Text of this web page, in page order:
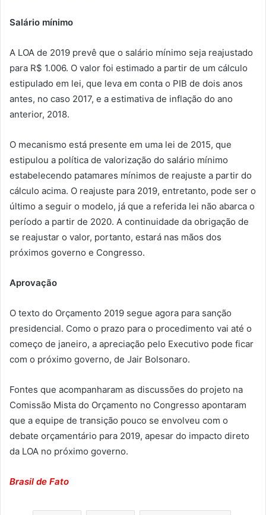
Salário mínimo
A LOA de 2019 prevê que o salário mínimo seja reajustado
para R$ 1.006. O valor foi estimado a partir de um cálculo
estipulado em lei, que leva em conta o PIB de dois anos
antes, no caso 2017, e a estimativa de inflação do ano
anterior, 2018.
O mecanismo está presente em uma lei de 2015, que
estipulou a política de valorização do salário mínimo
estabelecendo patamares mínimos de reajuste a partir do
cálculo acima. O reajuste para 2019, entretanto, pode ser o
último a seguir o modelo, já que a referida lei não abarca o
período a partir de 2020. A continuidade da obrigação de
se reajustar o valor, portanto, estará nas mãos dos
próximos governo e Congresso.
Aprovação
O texto do Orçamento 2019 segue agora para sanção
presidencial. Como o prazo para o procedimento vai até o
começo de janeiro, a apreciação pelo Executivo pode ficar
com o próximo governo, de Jair Bolsonaro.
Fontes que acompanharam as discussões do projeto na
Comissão Mista do Orçamento no Congresso apontaram
que a equipe de transição pouco se envolveu com o
debate orçamentário para 2019, apesar do impacto direto
da LOA no próximo governo.
Brasil de Fato